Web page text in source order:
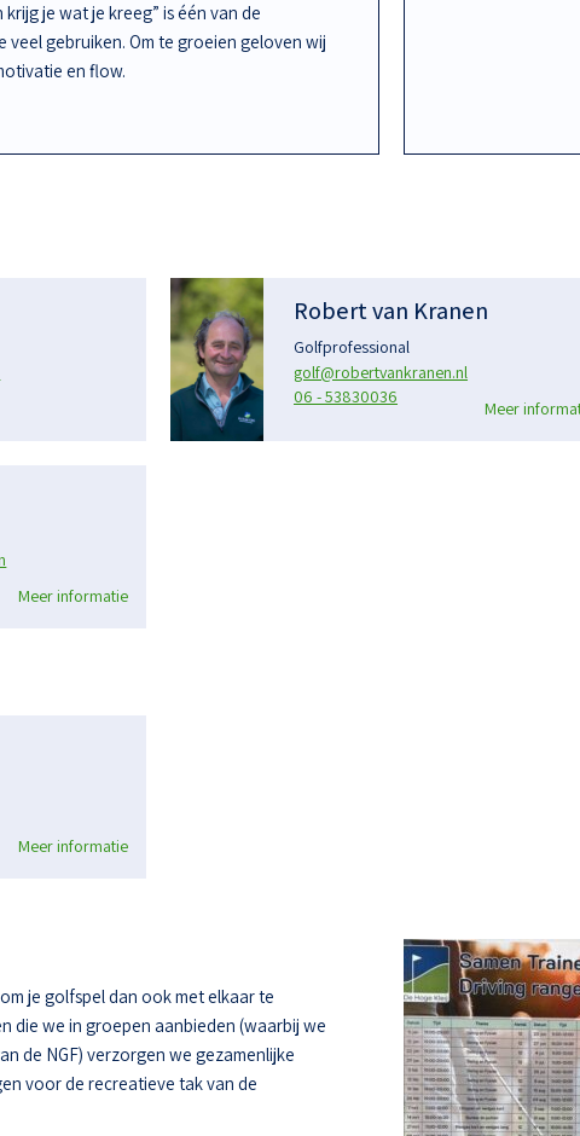
je wat je kreeg” is één van de
veel gebruiken. Om te groeien geloven wij
en flow.
Robert van Kranen
Golfprofessional
golf@robertvankranen.nl
06 - 53830036
Meer
Meer informatie
Meer informatie
je golfspel dan ook met elkaar te
die we in groepen aanbieden (waarbij we
de NGF) verzorgen we gezamenlijke
voor de recreatieve tak van de